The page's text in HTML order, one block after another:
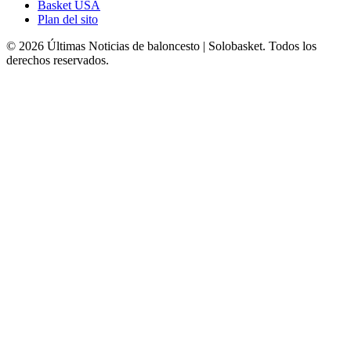
Basket USA
Plan del sito
© 2026 Últimas Noticias de baloncesto | Solobasket. Todos los
derechos reservados.